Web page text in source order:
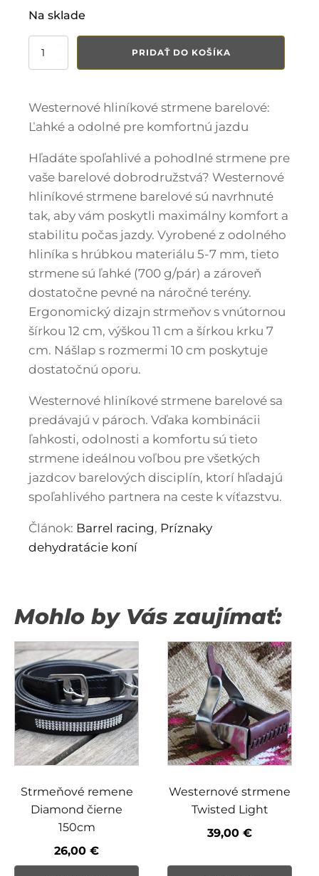
Na sklade
množstvo
PRIDAŤ DO KOŠÍKA
Westernové hliníkové strmene barelové:
Ľahké a odolné pre komfortnú jazdu
Hľadáte spoľahlivé a pohodlné strmene pre
vaše barelové dobrodružstvá? Westernové
hliníkové strmene barelové sú navrhnuté
tak, aby vám poskytli maximálny komfort a
stabilitu počas jazdy. Vyrobené z odolného
hliníka s hrúbkou materiálu 5-7 mm, tieto
strmene sú ľahké (700 g/pár) a zároveň
dostatočne pevné na náročné terény.
Ergonomický dizajn strmeňov s vnútornou
šírkou 12 cm, výškou 11 cm a šírkou krku 7
cm. Nášlap s rozmermi 10 cm poskytuje
dostatočnú oporu.
Westernové hliníkové strmene barelové sa
predávajú v pároch. Vďaka kombinácii
ľahkosti, odolnosti a komfortu sú tieto
strmene ideálnou voľbou pre všetkých
jazdcov barelových disciplín, ktorí hľadajú
spoľahlivého partnera na ceste k víťazstvu.
Článok: Barrel racing, Príznaky
dehydratácie koní
Mohlo by Vás zaujímať:
Strmeňové remene
Diamond čierne
150cm
26,00€
Westernové strmene
Twisted Light
39,00€